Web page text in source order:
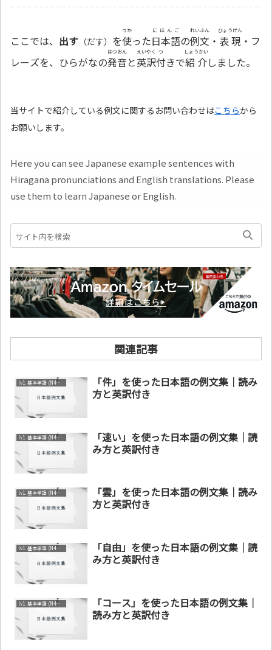
ここでは、 出す （だす） を使
つか
った日本語
にほんご
の例文
れいぶん
・ 表現
ひょうげん
・フ
レーズを、ひらがなの発音
はつおん
と英訳
えいやく
付
つ
きで紹介
しょうかい
しました。
当サイトで紹介している例文に関するお問い合わせはこちらから
お願いします。
Here you can see Japanese example sentences with
Hiragana pronunciations and English translations. Please
use them to learn Japanese or English.
関連記事
lv1. 基本単語 (N4～N5)
「件」を使った日本語の例文集｜読み
方と英訳付き
lv1. 基本単語 (N4～N5)
「速い」を使った日本語の例文集｜読
み方と英訳付き
lv1. 基本単語 (N4～N5)
「雲」を使った日本語の例文集｜読み
方と英訳付き
lv1. 基本単語 (N4～N5)
「自由」を使った日本語の例文集｜読
み方と英訳付き
lv1. 基本単語 (N4～N5)
「コース」を使った日本語の例文集｜
読み方と英訳付き